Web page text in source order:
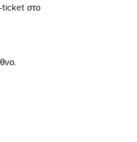
ticket στο